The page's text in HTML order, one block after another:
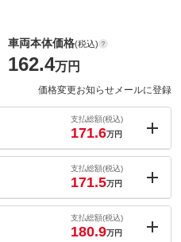
車両本体価格(税込)
162.4万円
価格変更お知らせメールに登録
支払総額(税込)
171.6万円
支払総額(税込)
171.5万円
支払総額(税込)
180.9万円